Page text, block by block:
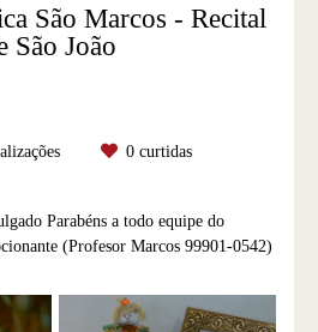
São Marcos - Recital
São João
0 curtidas
Parabéns a todo equipe do
(Profesor Marcos 99901-0542)